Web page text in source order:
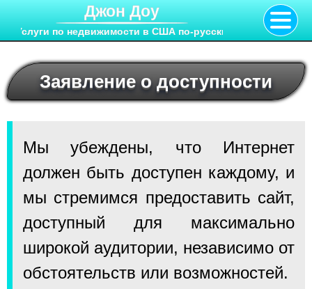
Джон Доу
Услуги по недвижимости в США по-русски
Заявление о доступности
Мы убеждены, что Интернет
должен быть доступен каждому, и
мы стремимся предоставить сайт,
доступный для максимально
широкой аудитории, независимо от
обстоятельств или возможностей.